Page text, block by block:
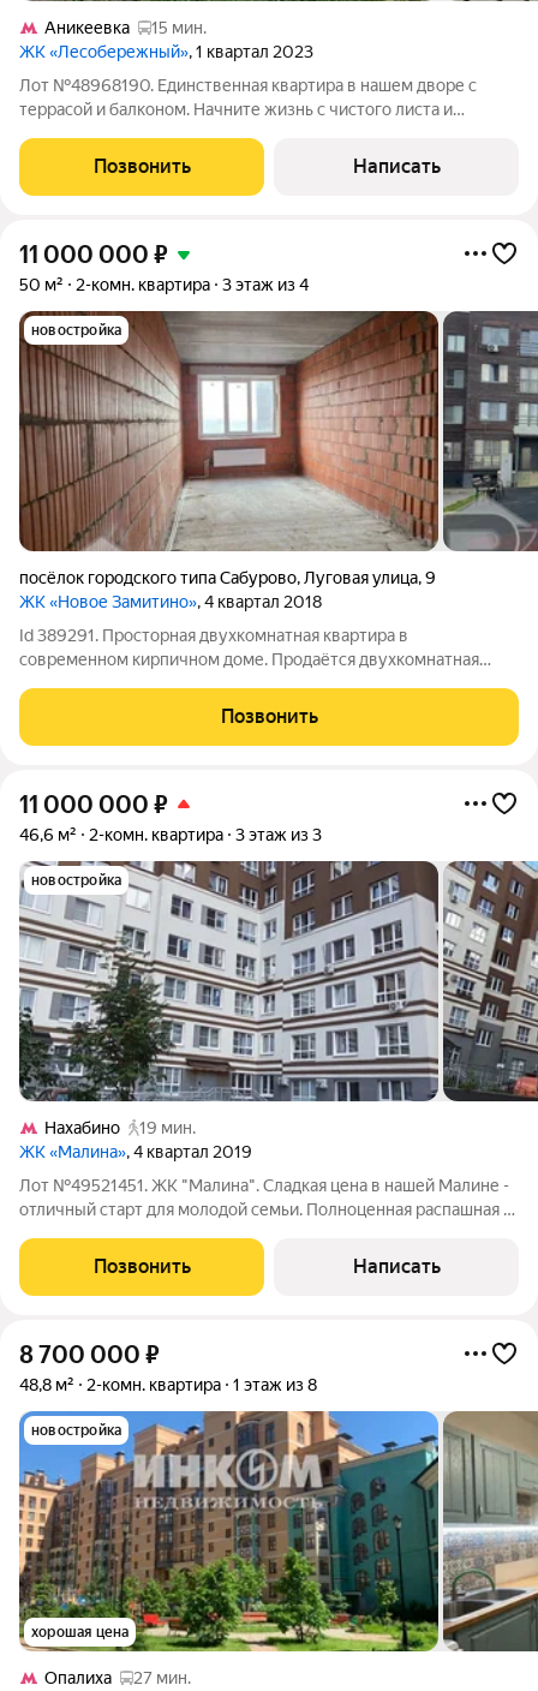
Аникеевка
15 мин.
ЖК «Лесобережный», 1 квартал 2023
Лот №48968190. Единственная квартира в нашем дворе с
террасой и балконом. Начните жизнь с чистого листа и
чистейшим воздухом и тишиной. Вы будете просыпаться под
пение птиц. Красивые дома
Позвонить Написать
11 000 000 ₽
50 м² 2-комн. квартира 3 этаж из 4
новостройка
посёлок городского типа Сабурово, Луговая улица,9
ЖК «Новое Замитино», 4 квартал 2018
Id 389291. Просторная двухкомнатная квартира в
современном кирпичном доме. Продаётся двухкомнатная
комплексе "ЗаМитино". Объект расположен в перспективном
районе деревни Сабурово (городской округ
Позвонить
11 000 000 ₽
46,6 м² 2-комн. квартира 3 этаж из 3
новостройка
Нахабино
19 мин.
ЖК «Малина», 4 квартал 2019
Лот №49521451. ЖК "Малина". Сладкая цена в нашей Малине -
отличный старт для молодой семьи. Полноценная распашная 2
большой кухней 9м, санузел раздельный. Небольшая
косметика и квартира заиграет
Позвонить Написать
8 700 000 ₽
48,8 м² 2-комн. квартира 1 этаж из 8
новостройка
хорошая цена
Опалиха
27 мин.